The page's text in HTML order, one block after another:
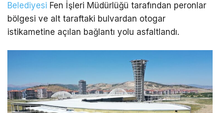
Belediyesi Fen İşleri Müdürlüğü tarafından peronlar
bölgesi ve alt taraftaki bulvardan otogar
istikametine açılan bağlantı yolu asfaltlandı.